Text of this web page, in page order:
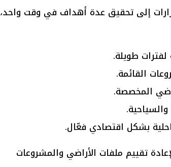
إلى تحقيق عدة أهداف في وقت واحد،
طويلة.
القائمة.
المخصصة.
بشكل اقتصادي فعّال.
تقييم ملفات الأراضي والمشروعات